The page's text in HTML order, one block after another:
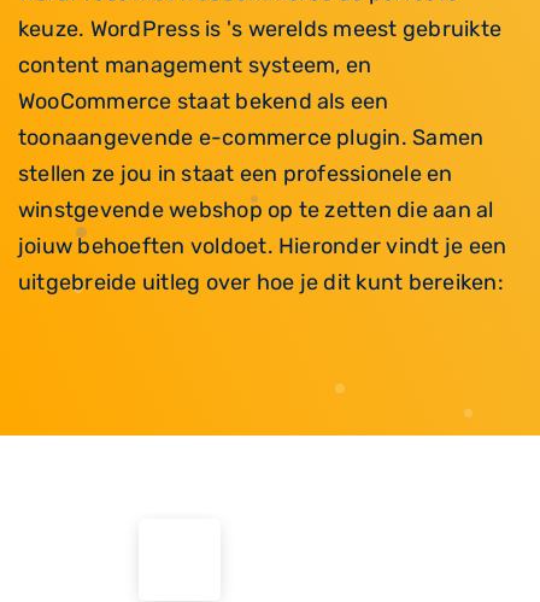
keuze. WordPress is 's werelds meest gebruikte
content management systeem, en
WooCommerce staat bekend als een
toonaangevende e-commerce plugin. Samen
stellen ze jou in staat een professionele en
winstgevende webshop op te zetten die aan al
joiuw behoeften voldoet. Hieronder vindt je een
uitgebreide uitleg over hoe je dit kunt bereiken: